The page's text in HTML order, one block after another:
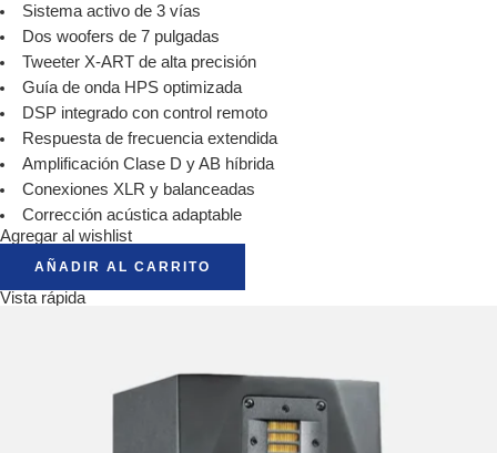
Sistema activo de 3 vías
Dos woofers de 7 pulgadas
Tweeter X-ART de alta precisión
Guía de onda HPS optimizada
DSP integrado con control remoto
Respuesta de frecuencia extendida
Amplificación Clase D y AB híbrida
Conexiones XLR y balanceadas
Corrección acústica adaptable
Agregar al wishlist
AÑADIR AL CARRITO
Vista rápida